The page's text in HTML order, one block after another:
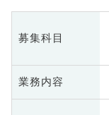
募集科目
業務内容